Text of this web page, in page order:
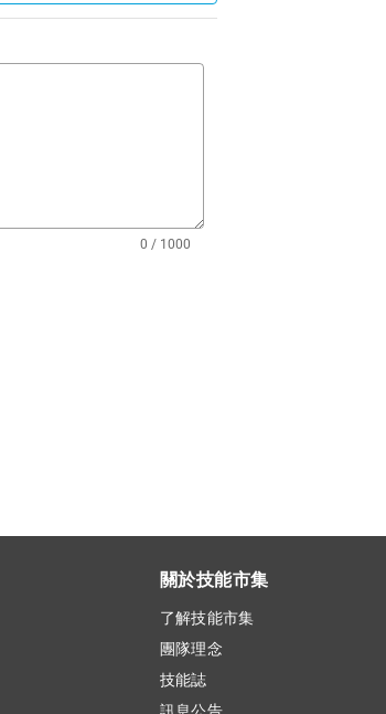
0 / 1000
關於技能市集
了解技能市集
團隊理念
技能誌